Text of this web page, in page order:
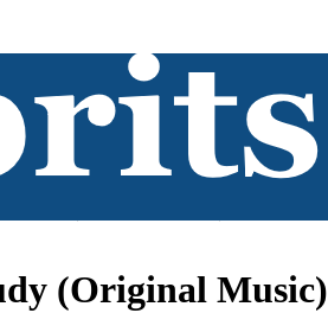
(Original Music)